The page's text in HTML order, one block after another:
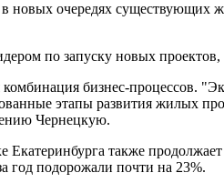
в новых очередях
по запуску новых
бизнес-процессов.
этапы развития жилых
Чернецкую.
также
год подорожали почти на 23%.